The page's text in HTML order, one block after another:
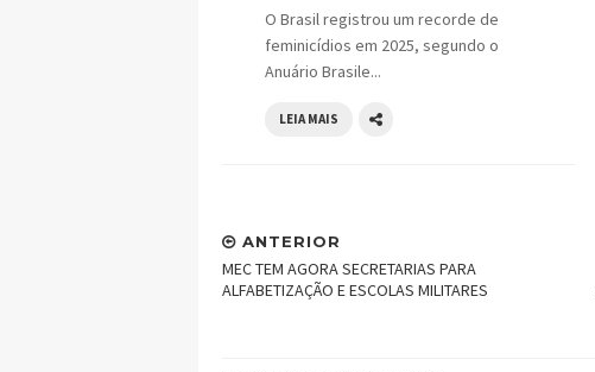
O Brasil registrou um recorde de
feminicídios em 2025, segundo o
Anuário Brasile...
LEIA MAIS
ANTERIOR
MEC TEM AGORA SECRETARIAS PARA
ALFABETIZAÇÃO E ESCOLAS MILITARES